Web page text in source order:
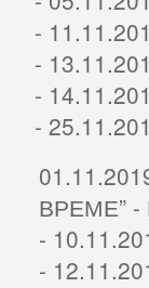
-
-
-
-
ВРЕМЕ”
-
-